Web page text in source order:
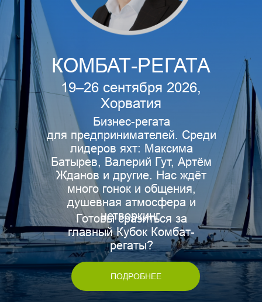
КОМБАТ-РЕГАТА
19–26 сентября 2026,
Хорватия
Бизнес-регата
для предпринимателей. Среди
лидеров яхт: Максима
Батырев, Валерий Гут, Артём
Жданов и другие. Нас ждёт
много гонок и общения,
душевная атмосфера и
нетворкинг.
Готовы сразиться за
главный Кубок Комбат-
регаты?
ПОДРОБНЕЕ